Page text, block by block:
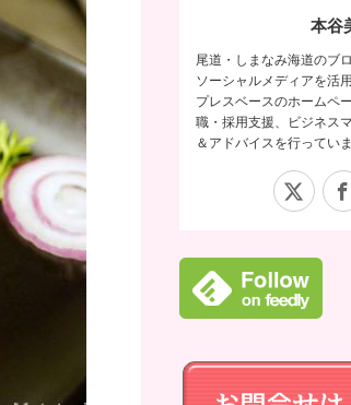
本谷
尾道・しまなみ海道のブ
ソーシャルメディアを活
プレスベースのホームペ
職・採用支援、ビジネス
＆アドバイスを行っていま